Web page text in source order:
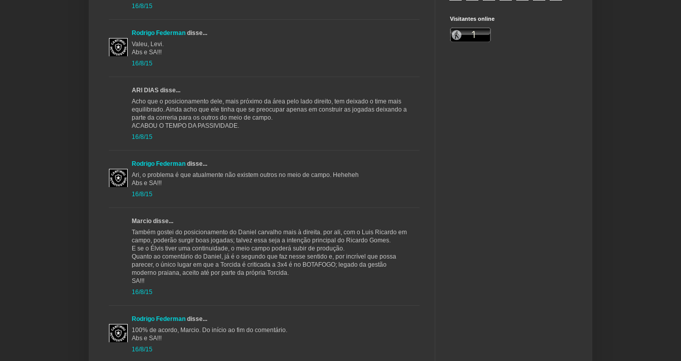
16/8/15
Rodrigo Federman disse...
Valeu, Levi.
Abs e SA!!!
16/8/15
ARI DIAS disse...
Acho que o posicionamento dele, mais próximo da área pelo lado direito, tem deixado o time mais
equilibrado. Ainda acho que ele tinha que se preocupar apenas em construir as jogadas deixando a
parte da correria para os outros do meio de campo.
ACABOU O TEMPO DA PASSIVIDADE.
16/8/15
Rodrigo Federman disse...
Ari, o problema é que atualmente não existem outros no meio de campo. Heheheh
Abs e SA!!!
16/8/15
Marcio disse...
Também gostei do posicionamento do Daniel carvalho mais à direita. por ali, com o Luis Ricardo em
campo, poderão surgir boas jogadas; talvez essa seja a intenção principal do Ricardo Gomes.
E se o Élvis tiver uma continuidade, o meio campo poderá subir de produção.
Quanto ao comentário do Daniel, já é o segundo que faz nesse sentido e, por incrível que possa
parecer, o único lugar em que a Torcida é criticada a 3x4 é no BOTAFOGO; legado da gestão
moderno praiana, aceito até por parte da própria Torcida.
SA!!!
16/8/15
Rodrigo Federman disse...
100% de acordo, Marcio. Do início ao fim do comentário.
Abs e SA!!!
16/8/15
Visitantes online